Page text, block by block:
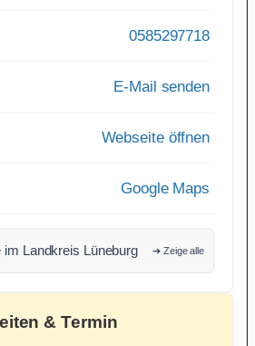
0585297718
E-Mail senden
Webseite öffnen
Google Maps
im Landkreis Lüneburg ➔ Zeige alle
& Termin